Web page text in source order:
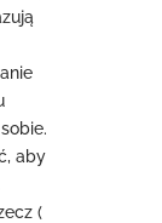
aby
(